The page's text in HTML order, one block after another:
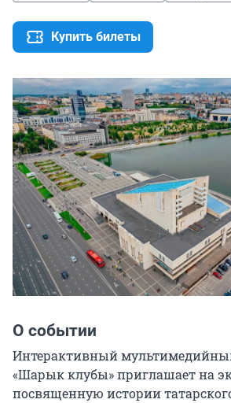
Купить билеты
О событии
Интерактивный
«Шарык клубы» приглашает на
посвященную истории